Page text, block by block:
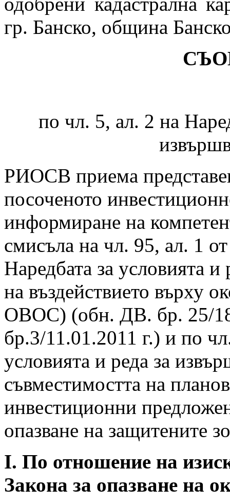
гр. Банско, община
по чл. 5, ал. 2 на
РИОСВ приема
посоченото
информиране на
смисъла на чл. 95, ал. 1
Наредбата за условията
на въздействието върху
ОВОС) (обн. ДВ. бр. 25/
бр.3/11.01.2011 г.) и по
условията и реда за
съвместимостта на
инвестиционни
опазване на защитените
І. По отношение на
Закона за опазване на